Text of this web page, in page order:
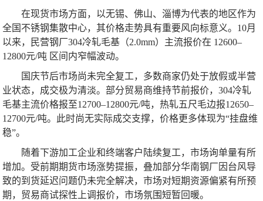
在现货市场方面，以无锡、佛山、淄博为代表的地区作为
全国不锈钢集散中心，其价格走势具有重要风向标意义。10月
以来，民营钢厂304冷轧毛基（2.0mm）主流报价在 12600–
12800元/吨 区间内窄幅波动。
国庆节后市场尚未完全复工，多数商家仍处于放假或半营
业状态，成交极为清淡。部分贸易商维持节前报价，304冷轧
毛基主流价格报至12700–12800元/吨，热轧五尺毛边报12650–
12700元/吨。此时尚无实际成交支撑，价格更多体现为“挂盘维
稳”。
随着下游加工企业和终端客户陆续复工，市场询单量有所
增加。受前期期货市场涨势提振，叠加部分华南钢厂因台风导
致的到货延迟问题仍未完全解决，市场对短期资源偏紧有所预
期，贸易商试探性上调报价，市场氛围短暂回暖。